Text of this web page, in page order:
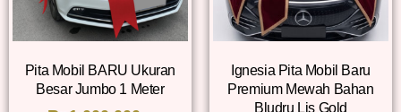
Pita Mobil BARU Ukuran
Besar Jumbo 1 Meter
Ignesia Pita Mobil Baru
Premium Mewah Bahan
Bludru Lis Gold